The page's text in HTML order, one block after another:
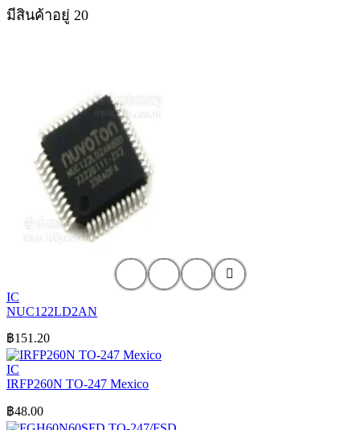
มีสินค้าอยู่ 20
IC
NUC122LD2AN
฿151.20
IC
IRFP260N TO-247 Mexico
฿48.00